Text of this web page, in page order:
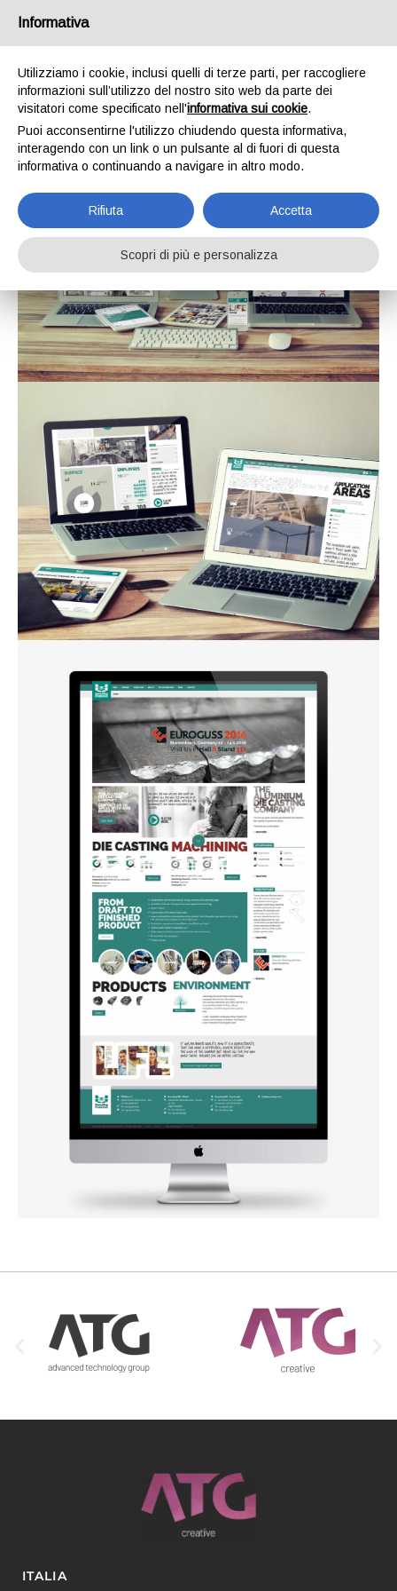
ITALIA
Informativa
Utilizziamo i cookie, inclusi quelli di terze parti, per raccogliere
informazioni sull’utilizzo del nostro sito web da parte dei
visitatori come specificato nell'informativa sui cookie.
Puoi acconsentirne l'utilizzo chiudendo questa informativa,
interagendo con un link o un pulsante al di fuori di questa
informativa o continuando a navigare in altro modo.
Rifiuta Accetta
Scopri di più e personalizza